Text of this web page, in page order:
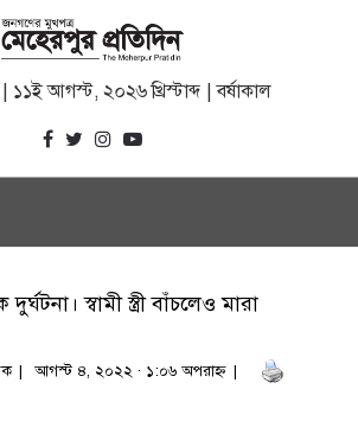
১১ই আগস্ট, ২০২৬ খ্রিস্টাব্দ | বর্ষাকাল
স্বামী স্ত্রী বাঁচলেও মারা
আগস্ট ৪, ২০২২ · ১:০৬ অপরাহ্ণ